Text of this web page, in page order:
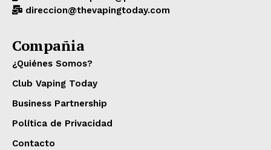
direccion@thevapingtoday.com
Compañia
¿Quiénes Somos?
Club Vaping Today
Business Partnership
Política de Privacidad
Contacto